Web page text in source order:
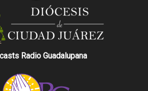
Radio Guadalupana